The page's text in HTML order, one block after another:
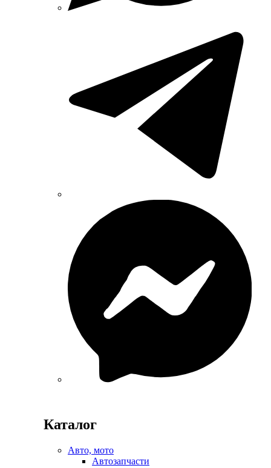
Каталог
Авто, мото
Автозапчасти